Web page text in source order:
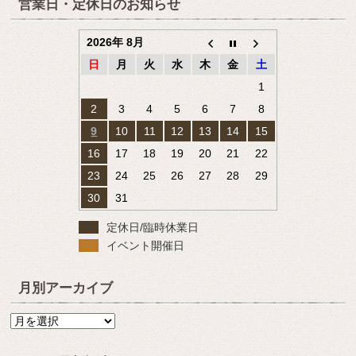
営業日・定休日のお知らせ
2026年 8月
日
月 火 水 木 金
土
1
2
3 4 5 6 7
8
9
10 11 12 13 14
15
16
17 18 19 20 21
22
23
24 25 26 27 28
29
30
31
定休日/臨時休業日
イベント開催日
月別アーカイブ
月